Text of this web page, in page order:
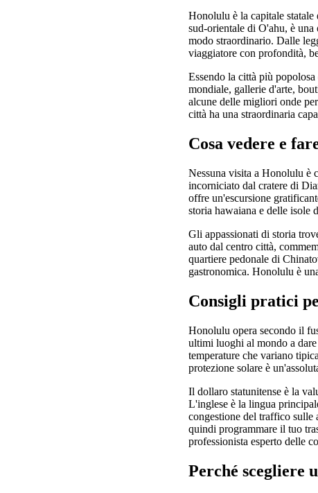
Honolulu è la capitale
sud-orientale di O'ahu, è
modo straordinario. Dalle
viaggiatore con profondità,
Essendo la città più
mondiale, gallerie d'arte,
alcune delle migliori onde
città ha una straordinaria
Cosa vedere e
Nessuna visita a Honolulu è
incorniciato dal cratere di
offre un'escursione
storia hawaiana e delle isole
Gli appassionati di storia
auto dal centro città,
quartiere pedonale di
gastronomica. Honolulu è
Consigli pratici
Honolulu opera secondo il
ultimi luoghi al mondo a
temperature che variano
protezione solare è
Il dollaro statunitense è la
L'inglese è la lingua
congestione del traffico sulle
quindi programmare il tuo
professionista esperto delle
Perché scegliere